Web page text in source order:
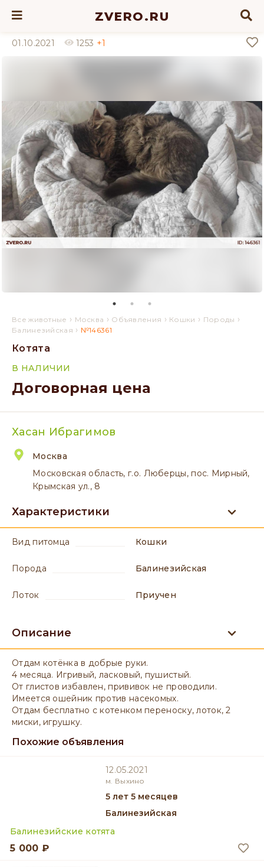
ZVERO.RU
01.10.2021 1253 +1
Все животные › Москва › Объявления › Кошки › Породы ›
Балинезийская › №146361
Котята
В НАЛИЧИИ
Договорная цена
Хасан Ибрагимов
Москва
Московская область, г.о. Люберцы, пос. Мирный,
Крымская ул., 8
Характеристики
вид питомца Кошки
порода Балинезийская
лоток приучен
Описание
Отдам котёнка в добрые руки.
4 месяца. Игривый, ласковый, пушистый.
От глистов избавлен, прививок не проводили.
Имеется ошейник против насекомых.
Отдам бесплатно с котенком переноску, лоток, 2
миски, игрушку.
Похожие объявления
12.05.2021
м. Выхино
5 лет 5 месяцев
Балинезийская
Балинезийские котята
5 000 ₽